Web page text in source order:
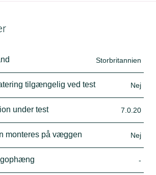
Storbritannien
tilgængelig ved test Nej
under test 7.0.20
monteres på væggen Nej
-